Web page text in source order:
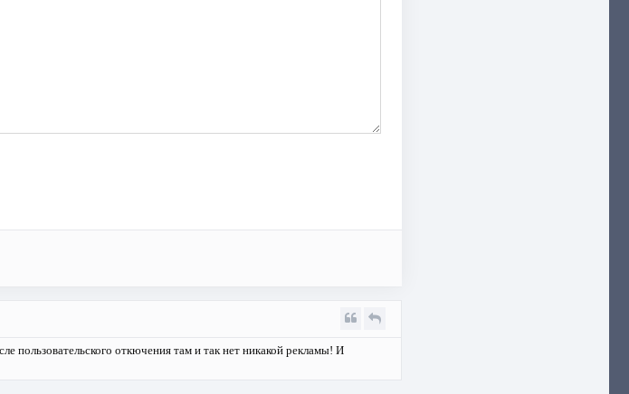
пользовательского откючения там и так нет никакой рекламы! И